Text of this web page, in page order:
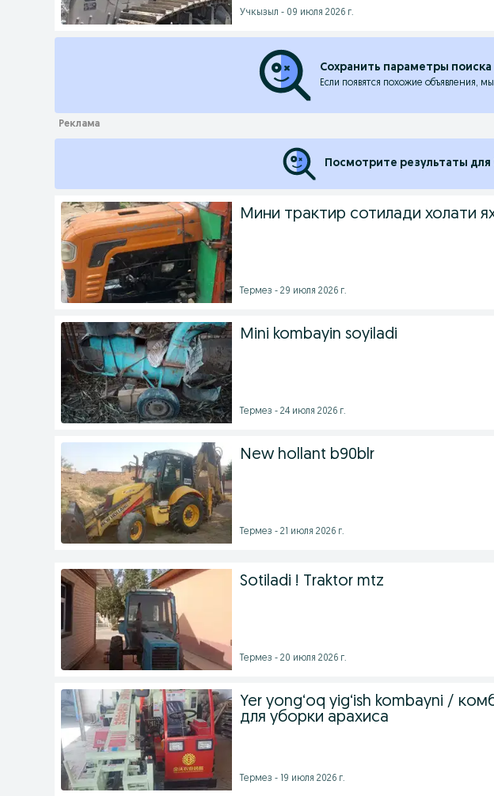
Учкызыл - 09 июля 2026 г.
Сохранить параметры поиска
Если появятся похожие объявления,
Посмотрите результаты для
Мини трактир сотилади холати
Термез - 29 июля 2026 г.
Mini kombayin soyiladi
Термез - 24 июля 2026 г.
New hollant b90blr
Термез - 21 июля 2026 г.
Sotiladi ! Traktor mtz
Термез - 20 июля 2026 г.
Yer yong‘oq yig‘ish kombayni /
для уборки арахиса
Термез - 19 июля 2026 г.